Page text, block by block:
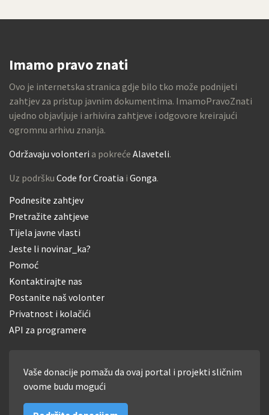
Imamo pravo znati
Ovo je internetska stranica gdje bilo tko može podnijeti
zahtjev za pristup javnim dokumentima. ImamoPravoZnati
ujedno objavljuje i arhivira zahtjeve i odgovore kreirajući
ogromnu arhivu znanja.
Održavaju volonteri a pokreće Alaveteli.
Uz podršku Code for Croatia i Gonga.
Podnesite zahtjev
Pretražite zahtjeve
Tijela javne vlasti
Jeste li novinar_ka?
Pomoć
Kontaktirajte nas
Postanite naš volonter
Privatnost i kolačići
API za programere
Vaše donacije pomažu da ovaj portal i projekti sličnim
ovome budu mogući